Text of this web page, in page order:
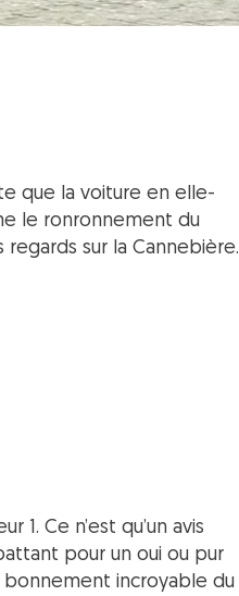
que la voiture en elle-
le ronronnement du
sur la Cannebière.
1. Ce n’est qu’un avis
pour un oui ou pur
bonnement incroyable du